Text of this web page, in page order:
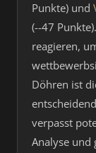
Punkte) und
(--47
reagieren,
Döhren ist
verpasst
Analyse und